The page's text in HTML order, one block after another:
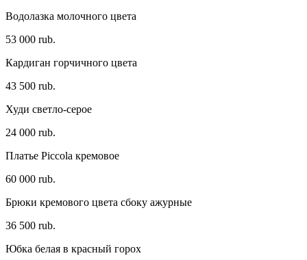
Водолазка молочного цвета
53 000 rub.
Кардиган горчичного цвета
43 500 rub.
Худи светло-серое
24 000 rub.
Платье Piccola кремовое
60 000 rub.
Брюки кремового цвета сбоку ажурные
36 500 rub.
Юбка белая в красный горох